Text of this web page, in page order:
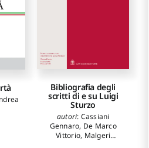
Bibliografia degli
scritti di e su Luigi
Sturzo
autori: Cassiani
Gennaro, De Marco
Vittorio, Malgeri